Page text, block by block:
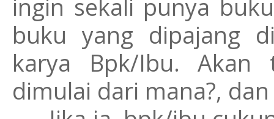
ingin sekali punya
buku yang dipajang
karya Bpk/Ibu. Akan
dimulai dari mana?,